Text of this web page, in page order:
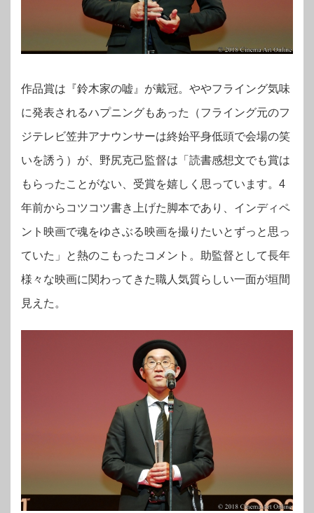
作品賞は『鈴木家の嘘』が戴冠。ややフライング気味
に発表されるハプニングもあった（フライング元のフ
ジテレビ笠井アナウンサーは終始平身低頭で会場の笑
いを誘う）が、野尻克己監督は「読書感想文でも賞は
もらったことがない、受賞を嬉しく思っています。4
年前からコツコツ書き上げた脚本であり、インディペ
ント映画で魂をゆさぶる映画を撮りたいとずっと思っ
ていた」と熱のこもったコメント。助監督として長年
様々な映画に関わってきた職人気質らしい一面が垣間
見えた。